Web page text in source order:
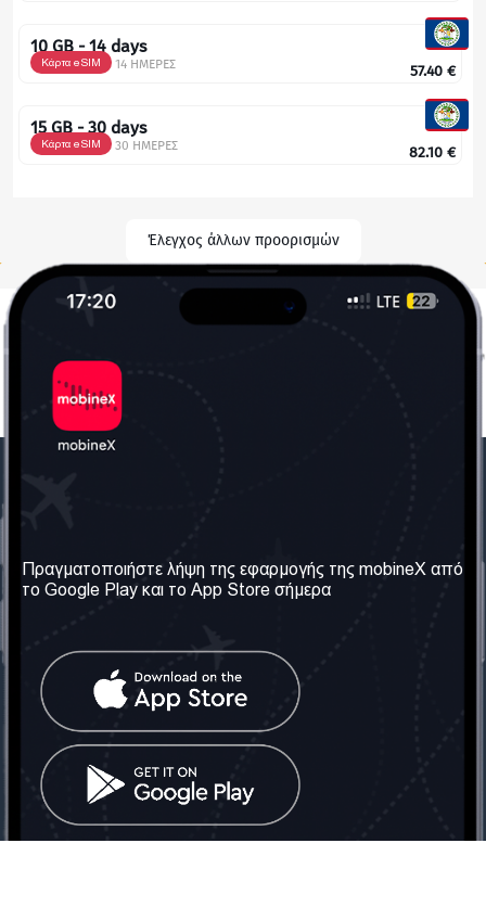
10 GB - 14 days
Κάρτα eSIM 14 ΗΜΕΡΕΣ 57.40 €
15 GB - 30 days
Κάρτα eSIM 30 ΗΜΕΡΕΣ 82.10 €
Έλεγχος άλλων προορισμών
Σχετικά με εμάς
Οι Υπηρεσίες μας
Όροι & Προϋποθέσεις
Πολιτική Απορρήτου
Επικοινωνήστε μαζί μας
Ηνωμένο Βασίλειο: Λονδίνο
Τηλ: +442030340050
info@mobinex.com
Επικοινωνήστε μαζί μας
Κοινωνικά Δίκτυα
Πραγματοποιήστε λήψη της εφαρμογής της mobineX από
το Google Play και το App Store σήμερα